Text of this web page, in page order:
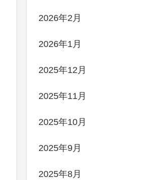
2026年2月
2026年1月
2025年12月
2025年11月
2025年10月
2025年9月
2025年8月